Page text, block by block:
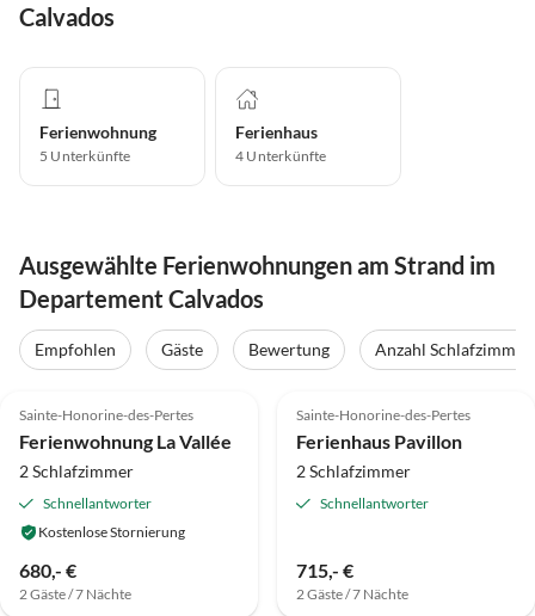
Calvados
Ferienwohnung
5 Unterkünfte
Ferienhaus
4 Unterkünfte
Ausgewählte Ferienwohnungen am Strand im
Departement Calvados
Empfohlen Gäste Bewertung
Anzahl Schlafzimmer
Sainte-Honorine-des-Pertes
Ferienwohnung La Vallée
2 Schlafzimmer
Schnellantworter
Kostenlose Stornierung
680,- €
2 Gäste / 7 Nächte
Sainte-Honorine-des-Pertes
Ferienhaus Pavillon
2 Schlafzimmer
Schnellantworter
715,- €
2 Gäste / 7 Nächte